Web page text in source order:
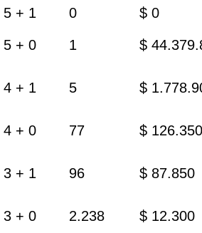
5 + 1 0 $ 0
5 + 0 1 $
4 + 1 5 $
4 + 0 77 $ 126.350
3 + 1 96 $ 87.850
3 + 0 2.238 $ 12.300